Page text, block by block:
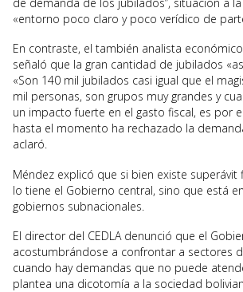
«entorno poco claro y poco verídico de
En contraste, el también analista
señaló que la gran cantidad de jubilados
«Son 140 mil jubilados casi igual que el
mil personas, son grupos muy grandes y
un impacto fuerte en el gasto fiscal, es por
hasta el momento ha rechazado la
aclaró.
Méndez explicó que si bien existe superávit
lo tiene el Gobierno central, sino que está
gobiernos subnacionales.
El director del CEDLA denunció que el
acostumbrándose a confrontar a sectores
cuando hay demandas que no puede
plantea una dicotomía a la sociedad